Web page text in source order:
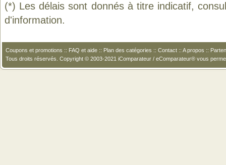
(*) Les délais sont donnés à titre indicatif,
d'information.
Coupons et promotions :: FAQ et aide :: Plan des catégories :: Contact :: A propos ::
Tous droits réservés. Copyright © 2003-2021 iComparateur / eComparateur® vous